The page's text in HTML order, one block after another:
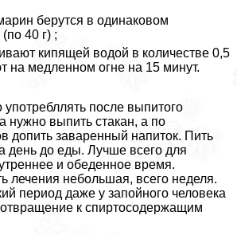
берутся в одинаковом
40 г) ;
кипящей водой в количестве 0,5
на медленном огне на 15 минут.
после выпитого
нужно выпить стакан, а по
допить заваренный напиток. Пить
день до еды. Лучше всего для
и обеденное время.
лечения небольшая, всего неделя.
период даже у запойного человека
отвращение к спиртосодержащим